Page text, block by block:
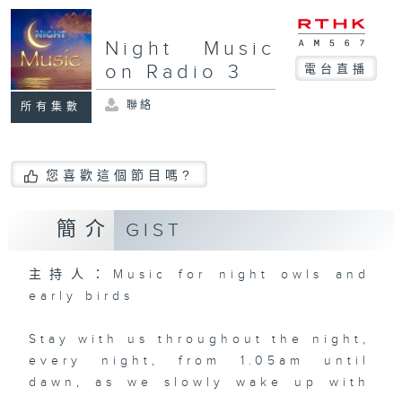
所有集數
Night Music
on Radio 3
電台直播
聯絡
您喜歡這個節目嗎?
簡介 GIST
主持人：Music for night owls and
early birds
Stay with us throughout the night,
every night, from 1.05am until
dawn, as we slowly wake up with